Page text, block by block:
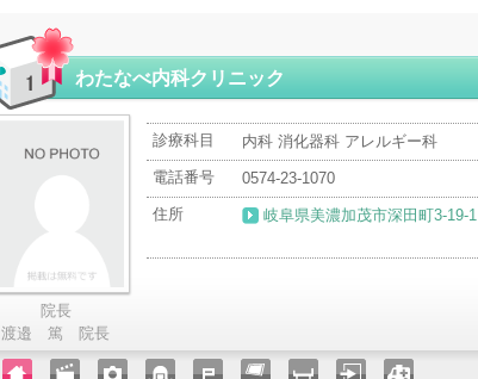
わたなべ内科クリニック
院長
渡邉 篤 院長
診療科目
内科 消化器科 アレルギー科
電話番号
0574-23-1070
住所
岐阜県美濃加茂市深田町3-19-1